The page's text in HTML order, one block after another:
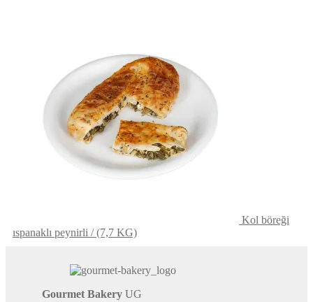
Kol böreği
ıspanaklı peynirli / (7,7 KG)
Gourmet BakeryUG